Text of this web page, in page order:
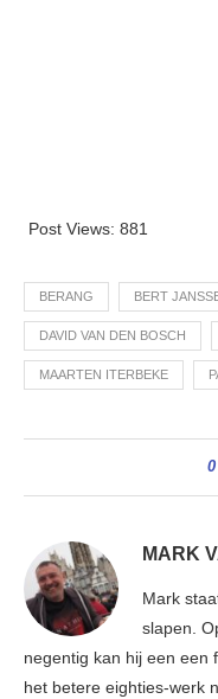
Post Views: 881
BERANG BERT
DAVID VAN DEN BOSCH
MAARTEN ITERBEKE
0
MARK
Mark
slapen.
negentig kan hij een een
het betere eighties-werk